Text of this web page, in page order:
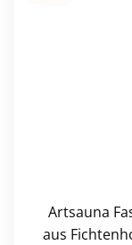
Artsauna
aus